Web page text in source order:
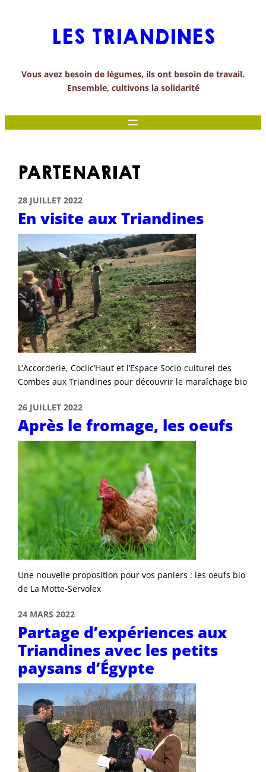
LES TRIANDINES
Vous avez besoin de légumes, ils ont besoin de travail.
Ensemble, cultivons la solidarité
PARTENARIAT
28 JUILLET 2022
En visite aux Triandines
L’Accorderie, Coclic’Haut et l’Espace Socio-culturel des
Combes aux Triandines pour découvrir le maraîchage bio
26 JUILLET 2022
Après le fromage, les oeufs
Une nouvelle proposition pour vos paniers : les oeufs bio
de La Motte-Servolex
24 MARS 2022
Partage d’expériences aux
Triandines avec les petits
paysans d’Égypte